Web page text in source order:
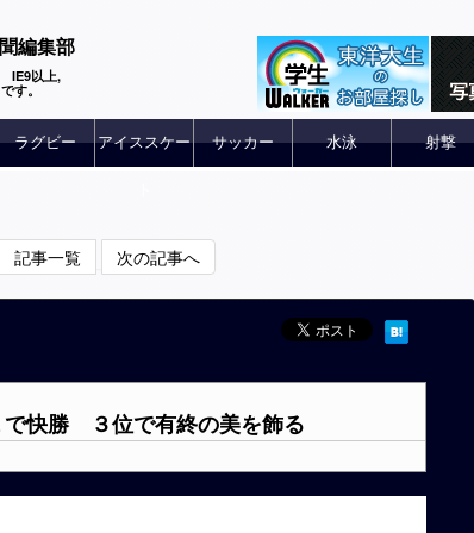
編集部
IE9以上,
す。
ラグビー アイススケー サッカー 水泳 射撃
記事一覧 次の記事へ
で快勝 ３位で有終の美を飾る